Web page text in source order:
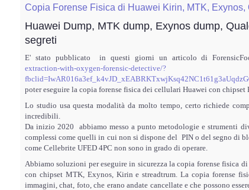
Copia Forense Fisica di Huawei Kirin, MTK, Exynos,
Huawei Dump, MTK dump, Exynos dump,
segreti
E' stato pubblicato in questi giorni un articolo di
extraction-with-oxygen-forensic-detective/?
poter eseguire la copia forense fisica dei cellulari Huawei con chipset
Lo studio usa questa modalità da molto tempo, certo richiede
incredibili.
Da inizio 2020 abbiamo messo a punto metodologie e strumenti
complessi come quelli in cui non si dispone del PIN o del segno di
come Cellebrite UFED 4PC non sono in grado di operare.
Abbiamo soluzioni per eseguire in sicurezza la copia forense fisica
con chipset MTK, Exynos, Kirin e streadtrum. La copia forense
immagini, chat, foto, che erano andate cancellate e che possono